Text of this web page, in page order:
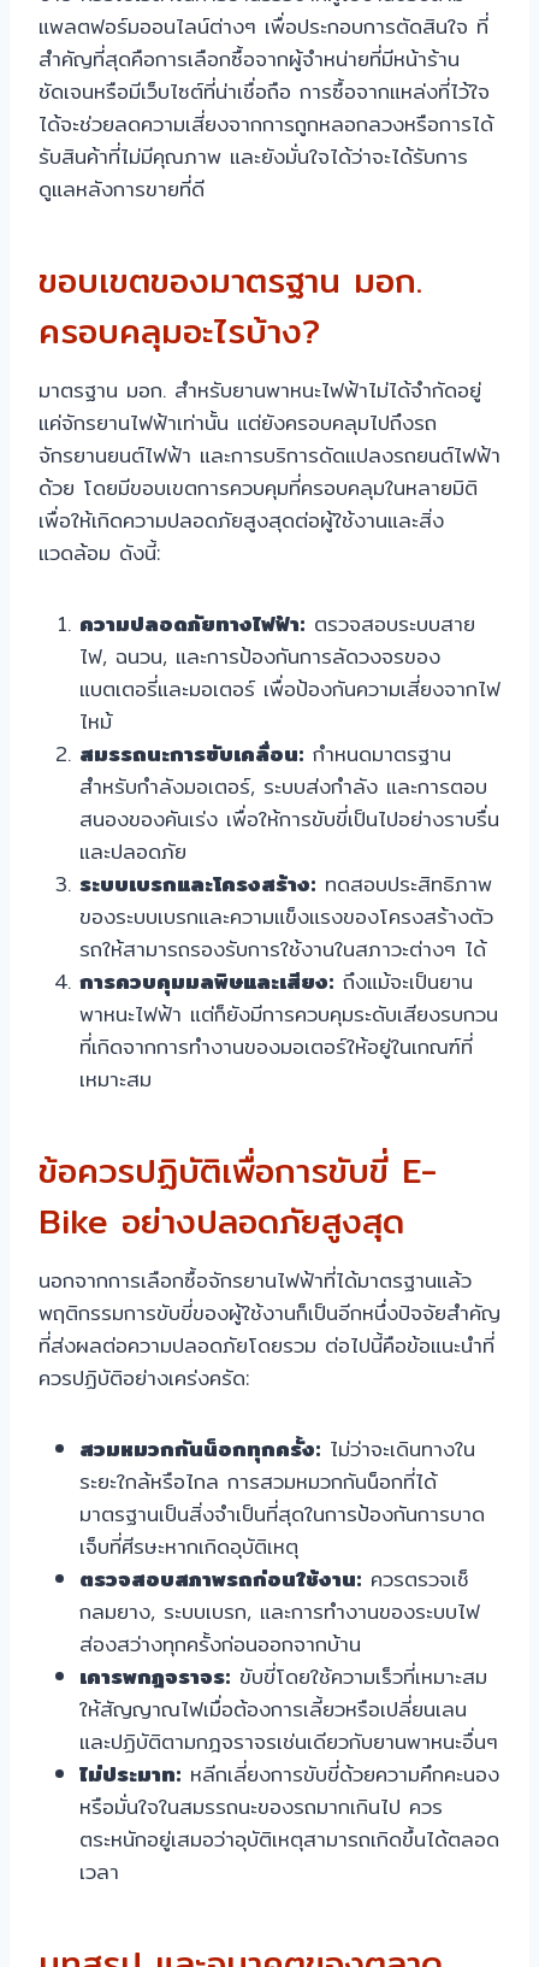
แพลตฟอร์มออนไลน์ต่างๆ เพื่อประกอบการตัดสินใจ ที่
สำคัญที่สุดคือการเลือกซื้อจากผู้จำหน่ายที่มีหน้าร้าน
ชัดเจนหรือมีเว็บไซต์ที่น่าเชื่อถือ การซื้อจากแหล่งที่ไว้ใจ
ได้จะช่วยลดความเสี่ยงจากการถูกหลอกลวงหรือการได้
รับสินค้าที่ไม่มีคุณภาพ และยังมั่นใจได้ว่าจะได้รับการ
ดูแลหลังการขายที่ดี
ขอบเขตของมาตรฐาน มอก.
ครอบคลุมอะไรบ้าง?
มาตรฐาน มอก. สำหรับยานพาหนะไฟฟ้าไม่ได้จำกัดอยู่
แค่จักรยานไฟฟ้าเท่านั้น แต่ยังครอบคลุมไปถึงรถ
จักรยานยนต์ไฟฟ้า และการบริการดัดแปลงรถยนต์ไฟฟ้า
ด้วย โดยมีขอบเขตการควบคุมที่ครอบคลุมในหลายมิติ
เพื่อให้เกิดความปลอดภัยสูงสุดต่อผู้ใช้งานและสิ่ง
แวดล้อม ดังนี้:
ความปลอดภัยทางไฟฟ้า: ตรวจสอบระบบสาย
ไฟ, ฉนวน, และการป้องกันการลัดวงจรของ
แบตเตอรี่และมอเตอร์ เพื่อป้องกันความเสี่ยงจากไฟ
ไหม้
สมรรถนะการขับเคลื่อน: กำหนดมาตรฐาน
สำหรับกำลังมอเตอร์, ระบบส่งกำลัง และการตอบ
สนองของคันเร่ง เพื่อให้การขับขี่เป็นไปอย่างราบรื่น
และปลอดภัย
ระบบเบรกและโครงสร้าง: ทดสอบประสิทธิภาพ
ของระบบเบรกและความแข็งแรงของโครงสร้างตัว
รถให้สามารถรองรับการใช้งานในสภาวะต่างๆ ได้
การควบคุมมลพิษและเสียง: ถึงแม้จะเป็นยาน
พาหนะไฟฟ้า แต่ก็ยังมีการควบคุมระดับเสียงรบกวน
ที่เกิดจากการทำงานของมอเตอร์ให้อยู่ในเกณฑ์ที่
เหมาะสม
ข้อควรปฏิบัติเพื่อการขับขี่ E-
Bike อย่างปลอดภัยสูงสุด
นอกจากการเลือกซื้อจักรยานไฟฟ้าที่ได้มาตรฐานแล้ว
พฤติกรรมการขับขี่ของผู้ใช้งานก็เป็นอีกหนึ่งปัจจัยสำคัญ
ที่ส่งผลต่อความปลอดภัยโดยรวม ต่อไปนี้คือข้อแนะนำที่
ควรปฏิบัติอย่างเคร่งครัด:
สวมหมวกกันน็อกทุกครั้ง: ไม่ว่าจะเดินทางใน
ระยะใกล้หรือไกล การสวมหมวกกันน็อกที่ได้
มาตรฐานเป็นสิ่งจำเป็นที่สุดในการป้องกันการบาด
เจ็บที่ศีรษะหากเกิดอุบัติเหตุ
ตรวจสอบสภาพรถก่อนใช้งาน: ควรตรวจเช็
กลมยาง, ระบบเบรก, และการทำงานของระบบไฟ
ส่องสว่างทุกครั้งก่อนออกจากบ้าน
เคารพกฎจราจร: ขับขี่โดยใช้ความเร็วที่เหมาะสม
ให้สัญญาณไฟเมื่อต้องการเลี้ยวหรือเปลี่ยนเลน
และปฏิบัติตามกฎจราจรเช่นเดียวกับยานพาหนะอื่นๆ
ไม่ประมาท: หลีกเลี่ยงการขับขี่ด้วยความคึกคะนอง
หรือมั่นใจในสมรรถนะของรถมากเกินไป ควร
ตระหนักอยู่เสมอว่าอุบัติเหตุสามารถเกิดขึ้นได้ตลอด
เวลา